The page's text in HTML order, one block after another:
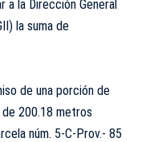
a la Dirección General
la suma de
de una porción de
200.18 metros
núm. 5-C-Prov.- 85